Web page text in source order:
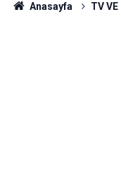
Anasayfa TV VE